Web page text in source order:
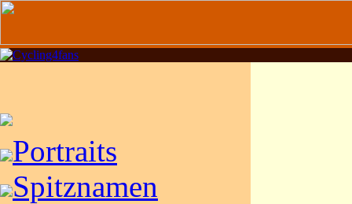
Portraits
Spitznamen